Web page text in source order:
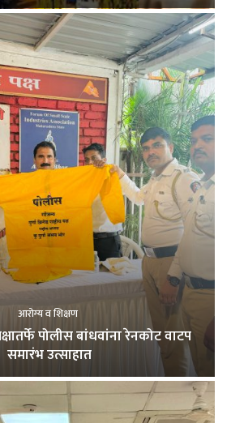
आरोग्य व शिक्षण
पक्षातर्फे पोलीस बांधवांना रेनकोट वाटप
समारंभ उत्साहात